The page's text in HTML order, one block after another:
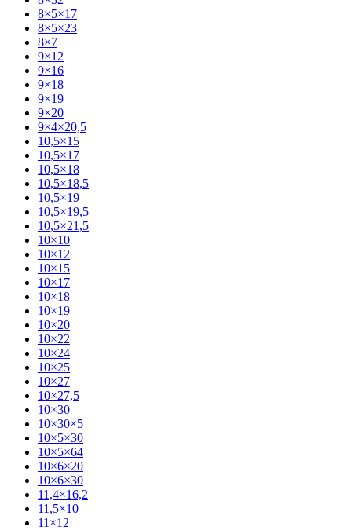
8×5×17
8×5×23
8×7
9×12
9×16
9×18
9×19
9×20
9×4×20,5
10,5×15
10,5×17
10,5×18
10,5×18,5
10,5×19
10,5×19,5
10,5×21,5
10×10
10×12
10×15
10×17
10×18
10×19
10×20
10×22
10×24
10×25
10×27
10×27,5
10×30
10×30×5
10×5×30
10×5×64
10×6×20
10×6×30
11,4×16,2
11,5×10
11×12